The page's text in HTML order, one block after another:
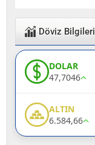
Döviz Bilgileri
DOLAR
47,7046
ALTIN
6.584,66